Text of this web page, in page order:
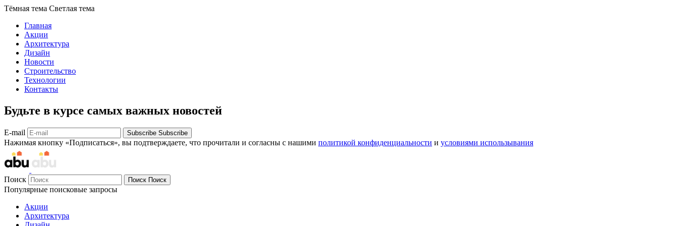
Тёмная тема Светлая тема
Главная
Акции
Архитектура
Дизайн
Новости
Строительство
Технологии
Контакты
Будьте в курсе самых важных новостей
E-mail Subscribe Subscribe
Нажимая кнопку «Подписаться», вы подтверждаете, что прочитали и согласны с нашими политикой конфиденциальности и условиями использывания
Поиск Поиск Поиск
Популярные поисковые запросы
Акции
Архитектура